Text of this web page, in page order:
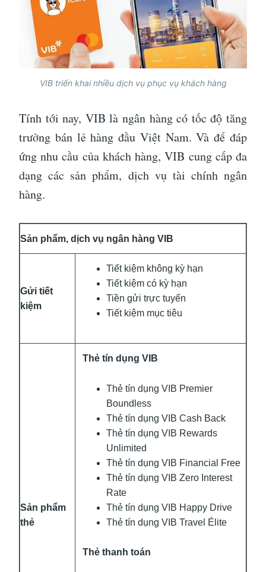
VIB triển khai nhiều dịch vụ phục vụ khách hàng
Tính tới nay, VIB là ngân hàng có tốc độ tăng
trưởng bán lẻ hàng đầu Việt Nam. Và để đáp
ứng nhu cầu của khách hàng, VIB cung cấp đa
dạng các sản phẩm, dịch vụ tài chính ngân
hàng.
Sản phẩm, dịch vụ ngân hàng VIB
Gửi tiết
kiệm
Tiết kiệm không kỳ hạn
Tiết kiệm có kỳ hạn
Tiền gửi trực tuyến
Tiết kiệm mục tiêu
Sản phẩm
thẻ
Thẻ tín dụng VIB
Thẻ tín dụng VIB Premier
Boundless
Thẻ tín dụng VIB Cash Back
Thẻ tín dụng VIB Rewards
Unlimited
Thẻ tín dụng VIB Financial Free
Thẻ tín dụng VIB Zero Interest
Rate
Thẻ tín dụng VIB Happy Drive
Thẻ tín dụng VIB Travel Élite
Thẻ thanh toán